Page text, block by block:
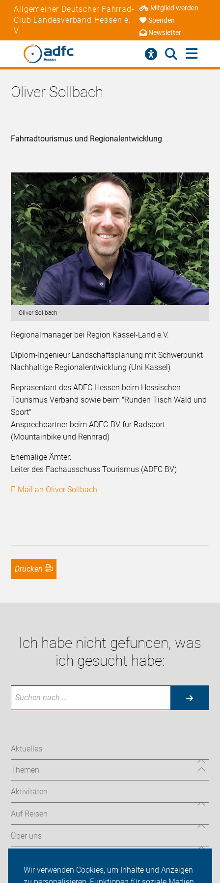
Wir verwenden Cookies, um Inhalte und Anzeigen
Allgemeiner Deutscher Fahrrad-
Club Landesverband Hessen e.
V.
Mitglied werden
Spenden
Newsletter
Oliver Sollbach
Fahrradtourismus und Regionalentwicklung
Oliver Sollbach
Regionalmanager bei Region Kassel-Land e.V.
Diplom-Ingenieur Landschaftsplanung mit Schwerpunkt
Nachhaltige Regionalentwicklung (Uni Kassel)
Repräsentant des ADFC Hessen beim Hessischen
Tourismus Verband sowie beim "Runden Tisch Wald und
Sport"
Ansprechpartner beim ADFC-BV für Radsport
(Mountainbike und Rennrad)
Ehemalige Ämter:
Leiter des Fachausschuss Tourismus (ADFC BV)
E-Mail an Oliver Sollbach
Drucken
Ich habe nicht gefunden, was
ich gesucht habe:
Aktuelles
Themen
Aktivitäten
Auf Reisen
Über uns
Presse